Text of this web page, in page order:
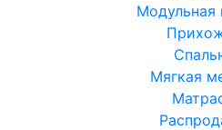
Модульная
Мягкая